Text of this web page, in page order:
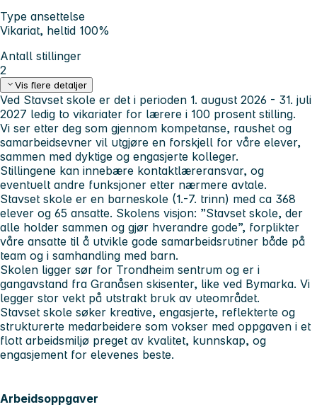
Type ansettelse
Vikariat, heltid 100%
Antall stillinger
2
Vis flere detaljer
Ved Stavset skole er det i perioden 1. august 2026 - 31. juli
2027 ledig to vikariater for lærere i 100 prosent stilling.
Vi ser etter deg som gjennom kompetanse, raushet og
samarbeidsevner vil utgjøre en forskjell for våre elever,
sammen med dyktige og engasjerte kolleger.
Stillingene kan innebære kontaktlæreransvar, og
eventuelt andre funksjoner etter nærmere avtale.
Stavset skole er en barneskole (1.-7. trinn) med ca 368
elever og 65 ansatte. Skolens visjon: ”Stavset skole, der
alle holder sammen og gjør hverandre gode”, forplikter
våre ansatte til å utvikle gode samarbeidsrutiner både på
team og i samhandling med barn.
Skolen ligger sør for Trondheim sentrum og er i
gangavstand fra Granåsen skisenter, like ved Bymarka. Vi
legger stor vekt på utstrakt bruk av uteområdet.
Stavset skole søker kreative, engasjerte, reflekterte og
strukturerte medarbeidere som vokser med oppgaven i et
flott arbeidsmiljø preget av kvalitet, kunnskap, og
engasjement for elevenes beste.
Arbeidsoppgaver